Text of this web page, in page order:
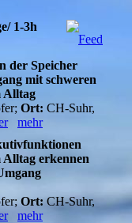
1-3h
der Speicher
mit schweren
Alltag
Ort: CH-Suhr,
mehr
Alltag erkennen
Ort:CH-Suhr,
mehr